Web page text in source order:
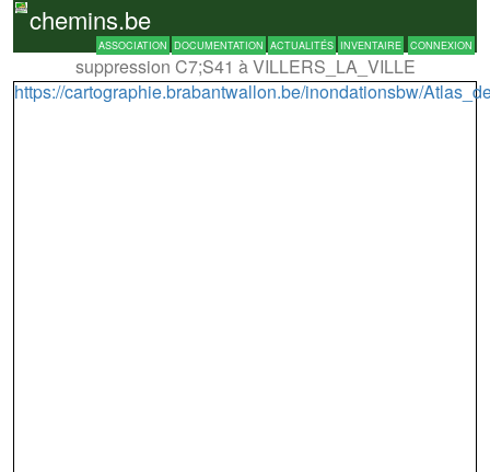
chemins.be
ASSOCIATION DOCUMENTATION ACTUALITÉS INVENTAIRE CONNEXION
suppression C7;S41 à VILLERS_LA_VILLE
https://cartographie.brabantwallon.be/inondationsbw/